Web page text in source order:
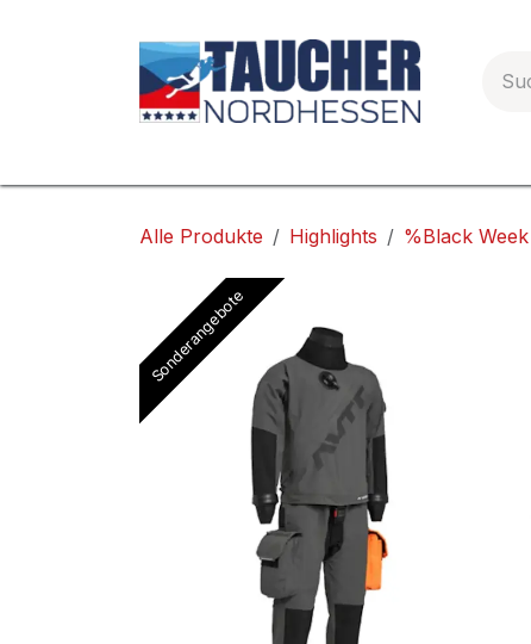
Alle Produkte Highlights %Black
Sonderangebote